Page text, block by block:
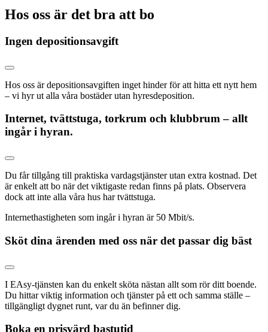
Hos oss är det bra att bo
Ingen depositionsavgift
Hos oss är depositionsavgiften inget hinder för att hitta ett nytt hem
– vi hyr ut alla våra bostäder utan hyresdeposition.
Internet, tvättstuga, torkrum och klubbrum – allt
ingår i hyran.
Du får tillgång till praktiska vardagstjänster utan extra kostnad. Det
är enkelt att bo när det viktigaste redan finns på plats. Observera
dock att inte alla våra hus har tvättstuga.
Internethastigheten som ingår i hyran är 50 Mbit/s.
Sköt dina ärenden med oss när det passar dig bäst
I EAsy-tjänsten kan du enkelt sköta nästan allt som rör ditt boende.
Du hittar viktig information och tjänster på ett och samma ställe –
tillgängligt dygnet runt, var du än befinner dig.
Boka en prisvärd bastutid